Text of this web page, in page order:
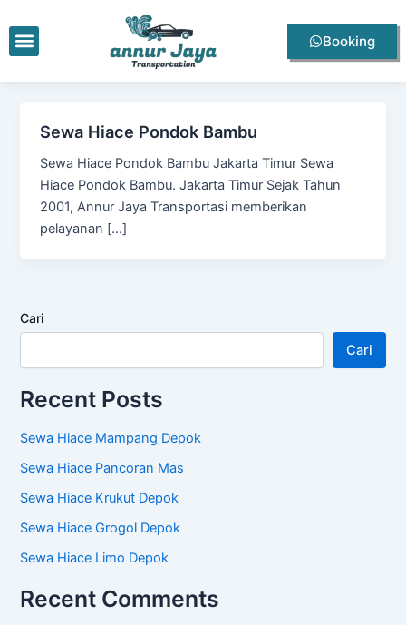
ke
konten
Menu Booking
Sewa Hiace Pondok Bambu
Sewa Hiace Pondok Bambu Jakarta Timur Sewa
Hiace Pondok Bambu. Jakarta Timur Sejak Tahun
2001, Annur Jaya Transportasi memberikan
pelayanan […]
Cari
Cari
Recent Posts
Sewa Hiace Mampang Depok
Sewa Hiace Pancoran Mas
Sewa Hiace Krukut Depok
Sewa Hiace Grogol Depok
Sewa Hiace Limo Depok
Recent Comments